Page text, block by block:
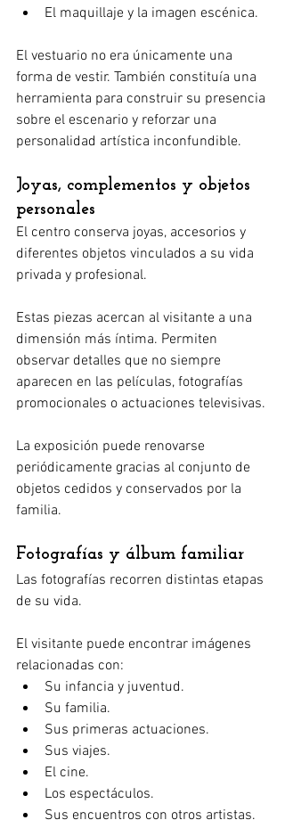
El maquillaje y la imagen escénica.
El vestuario no era únicamente una
forma de vestir. También constituía una
herramienta para construir su presencia
sobre el escenario y reforzar una
personalidad artística inconfundible.
Joyas, complementos y objetos
personales
El centro conserva joyas, accesorios y
diferentes objetos vinculados a su vida
privada y profesional.
Estas piezas acercan al visitante a una
dimensión más íntima. Permiten
observar detalles que no siempre
aparecen en las películas, fotografías
promocionales o actuaciones televisivas.
La exposición puede renovarse
periódicamente gracias al conjunto de
objetos cedidos y conservados por la
familia.
Fotografías y álbum familiar
Las fotografías recorren distintas etapas
de su vida.
El visitante puede encontrar imágenes
relacionadas con:
Su infancia y juventud.
Su familia.
Sus primeras actuaciones.
Sus viajes.
El cine.
Los espectáculos.
Sus encuentros con otros artistas.